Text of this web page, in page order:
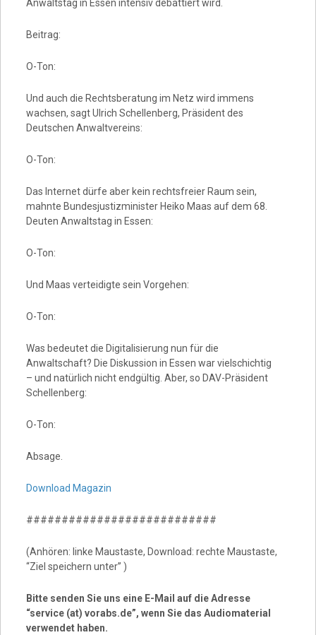
Anwaltstag in Essen intensiv debattiert wird.
Beitrag:
O-Ton:
Und auch die Rechtsberatung im Netz wird immens
wachsen, sagt Ulrich Schellenberg, Präsident des
Deutschen Anwaltvereins:
O-Ton:
Das Internet dürfe aber kein rechtsfreier Raum sein,
mahnte Bundesjustizminister Heiko Maas auf dem 68.
Deuten Anwaltstag in Essen:
O-Ton:
Und Maas verteidigte sein Vorgehen:
O-Ton:
Was bedeutet die Digitalisierung nun für die
Anwaltschaft? Die Diskussion in Essen war vielschichtig
– und natürlich nicht endgültig. Aber, so DAV-Präsident
Schellenberg:
O-Ton:
Absage.
Download Magazin
###########################
(Anhören: linke Maustaste, Download: rechte Maustaste,
“Ziel speichern unter” )
Bitte senden Sie uns eine E-Mail auf die Adresse
“service (at) vorabs.de”, wenn Sie das Audiomaterial
verwendet haben.